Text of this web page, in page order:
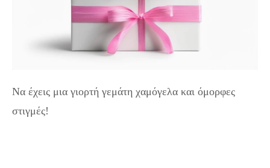
Να έχεις μια γιορτή γεμάτη χαμόγελα και όμορφες
στιγμές!